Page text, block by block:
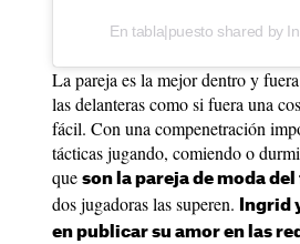
En tabla|puesto shared by
La pareja es la mejor dentro y
las delanteras como si fuera una
fácil. Con una compenetración
tácticas jugando, comiendo o
que son la pareja de moda
dos jugadoras las superen.
Ingrid
en publicar su amor en las